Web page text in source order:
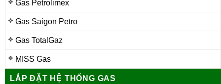
Gas Petrolimex
Gas Saigon Petro
Gas TotalGaz
MISS Gas
LẮP ĐẶT HỆ THỐNG GAS